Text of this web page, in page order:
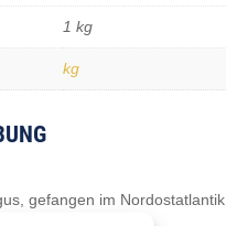
1 kg
kg
gefangen im Nordostatlantik